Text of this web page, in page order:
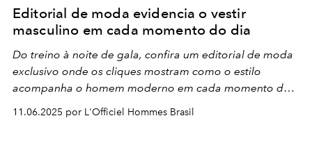
Editorial de moda evidencia o vestir
masculino em cada momento do dia
Do treino à noite de gala, confira um editorial de moda
exclusivo onde os cliques mostram como o estilo
acompanha o homem moderno em cada momento do
11.06.2025 por L'Officiel Hommes Brasil